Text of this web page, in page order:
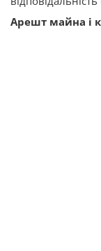
Арешт майна і